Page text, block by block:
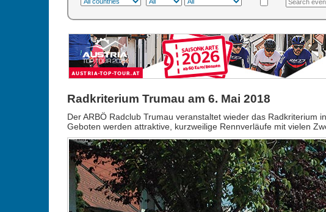
Radkriterium Trumau am 6. Mai 2018
Der ARBÖ Radclub Trumau veranstaltet wieder das Radkriterium
Geboten werden attraktive, kurzweilige Rennverläufe mit vielen